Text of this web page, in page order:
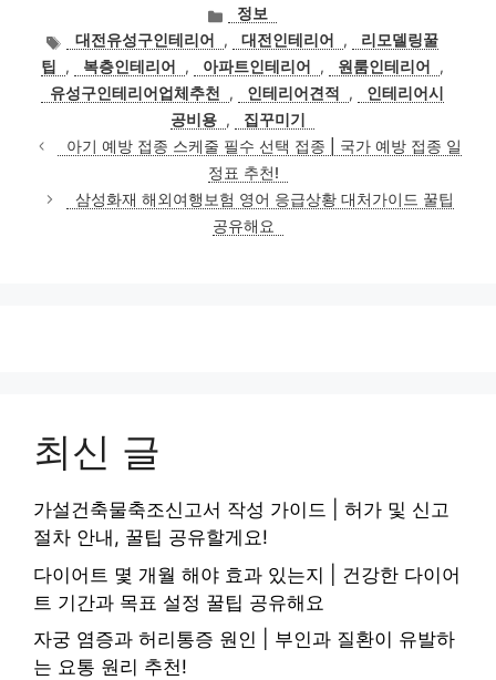
카
테
고
리
정보
태대전유성구인테리어 , 대전인테리어 ,
리모델링꿀
팁
, 복층인테리어 , 아파트인테리어 , 원룸인테리어
,
유성구인테리어업체추천
, 인테리어견적 ,
인테리어시
공비용 ,
집꾸미기
아기 예방 접종 스케줄 필수 선택 접종 | 국가 예방 접종 일
정표 추천!
삼성화재 해외여행보험 영어 응급상황 대처가이드 꿀팁
공유해요
최신 글
가설건축물축조신고서 작성 가이드 | 허가 및 신고
절차 안내, 꿀팁 공유할게요!
다이어트 몇 개월 해야 효과 있는지 | 건강한 다이어
트 기간과 목표 설정 꿀팁 공유해요
자궁 염증과 허리통증 원인 | 부인과 질환이 유발하
는 요통 원리 추천!